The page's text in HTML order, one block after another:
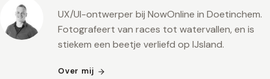
UX/UI-ontwerper bij NowOnline in Doetinchem.
Fotografeert van races tot watervallen, en is
stiekem een beetje verliefd op IJsland.
Over mij